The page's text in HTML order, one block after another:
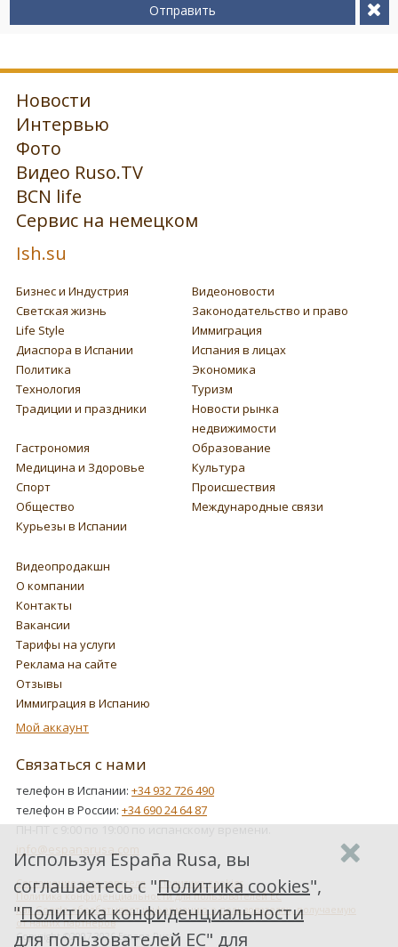
Отправить
Новости
Интервью
Фото
Видео Ruso.TV
BCN life
Сервис на немецком
Ish.su
Бизнес и Индустрия
Видеоновости
Светская жизнь
Законодательство и право
Life Style
Иммиграция
Диаспора в Испании
Испания в лицах
Политика
Экономика
Технология
Туризм
Традиции и праздники
Новости рынка
недвижимости
Гастрономия
Образование
Медицина и Здоровье
Культура
Спорт
Происшествия
Общество
Международные связи
Курьезы в Испании
Видеопродакшн
О компании
Контакты
Вакансии
Тарифы на услуги
Реклама на сайте
Отзывы
Иммиграция в Испанию
Мой аккаунт
Связаться с нами
телефон в Испании: +34 932 726 490
телефон в России: +34 690 24 64 87
ПН-ПТ с 9:00 по 19:00 по испанскому времени.
info@espanarusa.com
Соглашение пользователя
Политика cookies
Политика конфиденциальности для пользователей ЕС
Как Google обрабатывает информацию о пользователях, получаемую
от наших партнеров
Copyright ©2007-2026 Espana Rusa
Используя España Rusa, вы
соглашаетесь с "Политика cookies",
"Политика конфиденциальности
для пользователей ЕС" для